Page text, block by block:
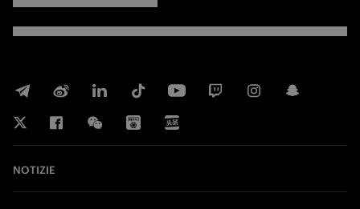
NOTIZIE